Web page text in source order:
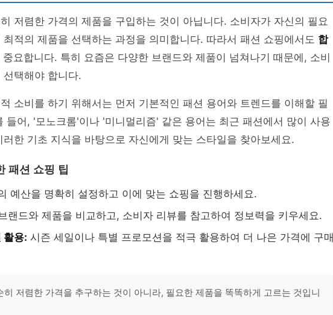
저렴한 가격의 제품을 구입하는 것이 아닙니다. 소비자가 자신의 필요
적의 제품을 선택하는 과정을 의미합니다. 따라서 패션 쇼핑에서도 합
중요합니다. 특히 요즘은 다양한 브랜드와 제품이 넘쳐나기 때문에, 소비
택해야 합니다.
소비를 하기 위해서는 먼저 기본적인 패션 용어와 트렌드를 이해할 필
들어, '모노크롬'이나 '미니멀리즘' 같은 용어는 최근 패션에서 많이 사용
한 기초 지식을 바탕으로 자신에게 맞는 스타일을 찾아보세요.
패션 쇼핑 팁
예산을 명확히 설정하고 이에 맞는 쇼핑을 진행하세요.
랜드와 제품을 비교하고, 소비자 리뷰를 참고하여 정보력을 키우세요.
활용: 시즌 세일이나 특별 프로모션을 적극 활용하여 더 나은 가격에 구매
히 저렴한 가격을 추구하는 것이 아니라, 필요한 제품을 똑똑하게 고르는 것입니